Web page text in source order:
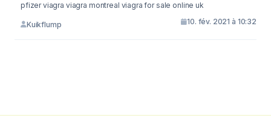
pfizer viagra viagra montreal viagra for sale online uk
Kuikflump 10. fév. 2021 à 10:32